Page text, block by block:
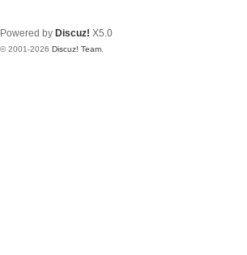
Powered by Discuz! X5.0
© 2001-2026 Discuz! Team